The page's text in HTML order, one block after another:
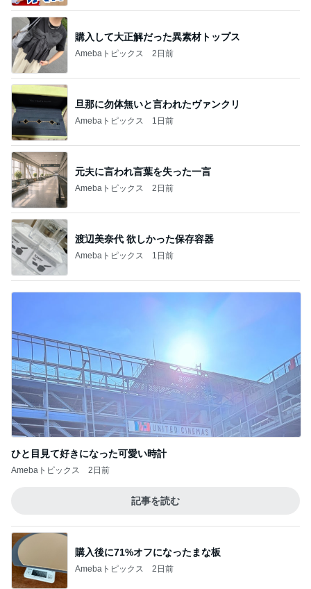
購入して大正解だった異素材トップス
Amebaトピックス 2日前
旦那に勿体無いと言われたヴァンクリ
Amebaトピックス 1日前
元夫に言われ言葉を失った一言
Amebaトピックス 2日前
渡辺美奈代 欲しかった保存容器
Amebaトピックス 1日前
ひと目見て好きになった可愛い時計
Amebaトピックス 2日前
記事を読む
購入後に71%オフになったまな板
Amebaトピックス 2日前